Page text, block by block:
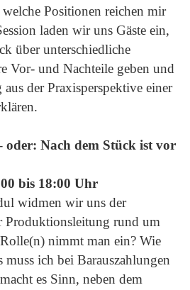
Positionen reichen mir
laden wir uns Gäste ein,
über unterschiedliche
Vor- und Nachteile geben und
aus der Praxisperspektive einer
oder: Nach dem Stück ist vor
bis 18:00 Uhr
widmen wir uns der
Produktionsleitung rund um
nimmt man ein? Wie
muss ich bei Barauszahlungen
es Sinn, neben dem